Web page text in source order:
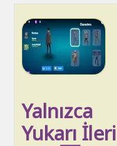
Yalnızca
Yukarı İleri